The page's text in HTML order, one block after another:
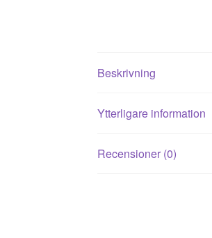
Beskrivning
Ytterligare information
Recensioner (0)